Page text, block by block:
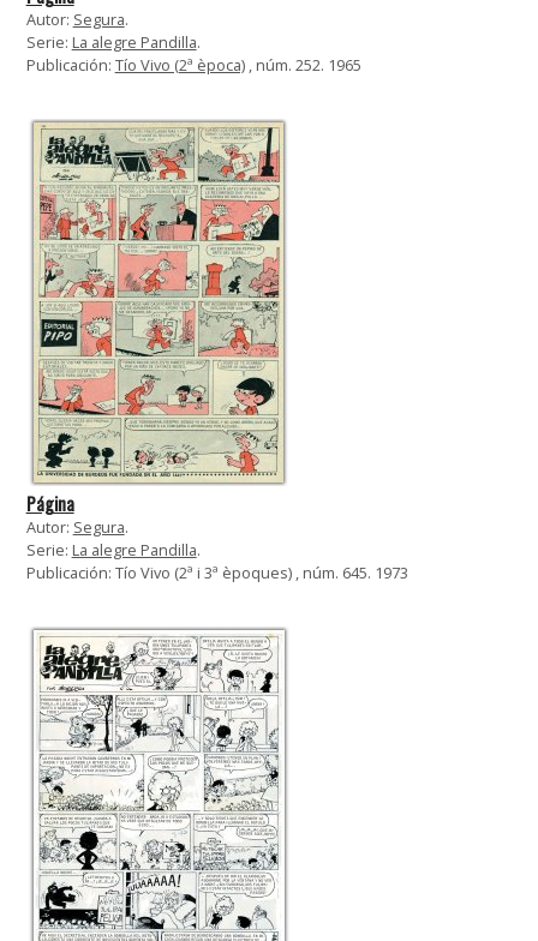
Autor: Segura.
Serie: La alegre Pandilla.
Publicación: Tío Vivo (2ª època), núm. 252. 1965
Página
Autor: Segura.
Serie: La alegre Pandilla.
Publicación: Tío Vivo (2ª i 3ª èpoques) , núm. 645. 1973